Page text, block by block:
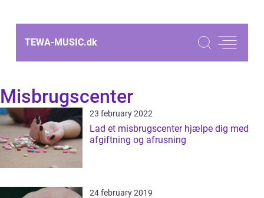
TEWA-MUSIC.dk
Misbrugscenter
23 february 2022
Lad et misbrugscenter hjælpe dig med
afgiftning og afrusning
24 february 2019